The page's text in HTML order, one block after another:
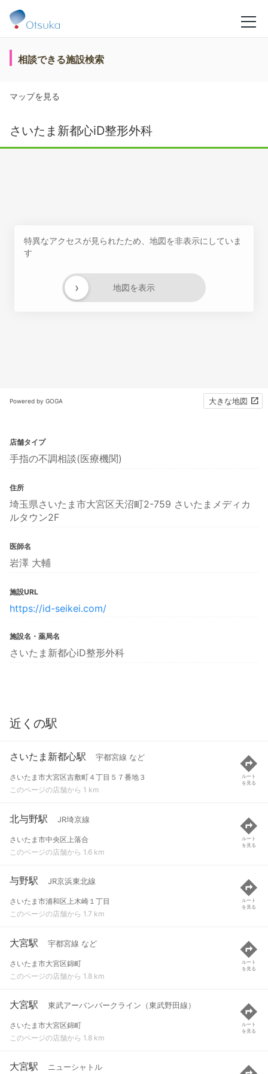
相談できる施設検索
マップを見る
さいたま新都心iD整形外科
特異なアクセスが見られたため、地図を非表示にしていま
す
地図を表示
›
Powered by GOGA 大きな地図
店舗タイプ
手指の不調相談(医療機関)
住所
埼玉県さいたま市大宮区天沼町2-759 さいたまメディカ
ルタウン2F
医師名
岩澤 大輔
施設URL
https://id-seikei.com/
施設名・薬局名
さいたま新都心iD整形外科
近くの駅
さいたま新都心駅 宇都宮線 など
さいたま市大宮区吉敷町４丁目５７番地３
このページの店舗から 1 km
ルート
を見る
北与野駅 JR埼京線
さいたま市中央区上落合
このページの店舗から 1.6 km
ルート
を見る
与野駅 JR京浜東北線
さいたま市浦和区上木崎１丁目
このページの店舗から 1.7 km
ルート
を見る
大宮駅 宇都宮線 など
さいたま市大宮区錦町
このページの店舗から 1.8 km
ルート
を見る
大宮駅 東武アーバンパークライン（東武野田線）
さいたま市大宮区錦町
このページの店舗から 1.8 km
ルート
を見る
大宮駅 ニューシャトル